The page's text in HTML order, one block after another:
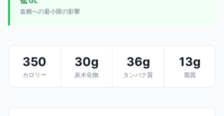
血糖への最小限の影響
350
カロリー
30g
炭水化物
36g
タンパク質
13g
脂質